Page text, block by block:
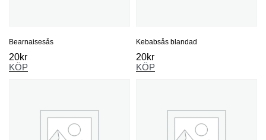
Bearnaisesås
20kr
KÖP
Kebabsås blandad
20kr
KÖP